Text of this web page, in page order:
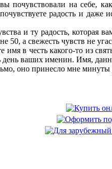
почувствовали на себе,
радость и
и ту радость, которая
50, а свежесть чувств не
в честь какого-то из
день ваших именин. Имя,
оно принесло мне